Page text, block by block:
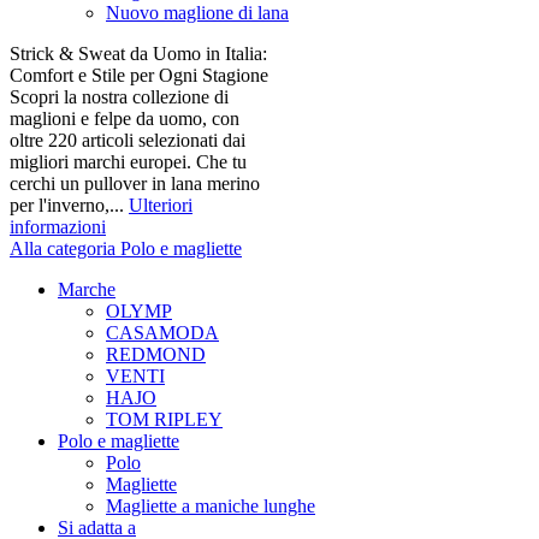
Nuovo maglione di lana
Strick & Sweat da Uomo in Italia:
Comfort e Stile per Ogni Stagione
Scopri la nostra collezione di
maglioni e felpe da uomo, con
oltre 220 articoli selezionati dai
migliori marchi europei. Che tu
cerchi un pullover in lana merino
per l'inverno,... Ulteriori
informazioni
Alla categoria Polo e magliette
Marche
OLYMP
CASAMODA
REDMOND
VENTI
HAJO
TOM RIPLEY
Polo e magliette
Polo
Magliette
Magliette a maniche lunghe
Si adatta a